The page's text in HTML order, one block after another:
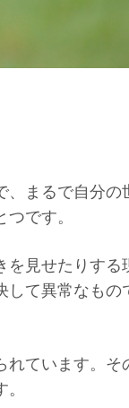
まるで自分の
です。
を見せたりする
て異常なもの
ています。そ